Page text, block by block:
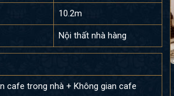
10.2m
Nội thất nhà hàng
cafe trong nhà + Không gian cafe